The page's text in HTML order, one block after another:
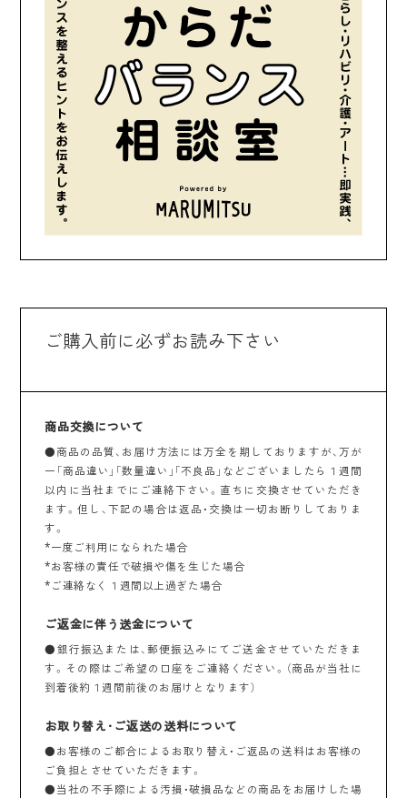
ご購入前に必ずお読み下さい
商品交換について
●商品の品質、お届け方法には万全を期しておりますが、万が
一「商品違い」「数量違い」「不良品」などございましたら１週間
以内に当社までにご連絡下さい。直ちに交換させていただき
ます。但し、下記の場合は返品・交換は一切お断りしておりま
す。
*一度ご利用になられた場合
*お客様の責任で破損や傷を生じた場合
*ご連絡なく１週間以上過ぎた場合
ご返金に伴う送金について
●銀行振込または、郵便振込みにてご送金させていただきま
す。その際はご希望の口座をご連絡ください。（商品が当社に
到着後約１週間前後のお届けとなります）
お取り替え･ご返送の送料について
●お客様のご都合によるお取り替え・ご返品の送料はお客様の
ご負担とさせていただきます。
●当社の不手際による汚損・破損品などの商品をお届けした場